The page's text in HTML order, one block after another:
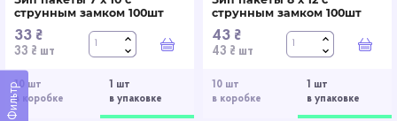
Фильтр10 шт
в коробке
1 шт
в упаковке
струнным замком 100шт
33 ₴
33 ₴ шт В корзину
10 шт
в коробке
1 шт
в упаковке
струнным замком 100шт
43 ₴
43 ₴ шт В